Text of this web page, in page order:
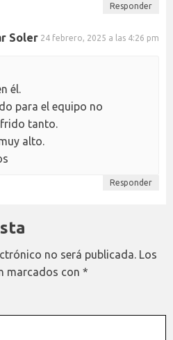
Responder
Soler 24 febrero, 2025 a las 4:26 pm
él.
para el equipo no
tanto.
alto.
Responder
no será publicada. Los
marcados con *